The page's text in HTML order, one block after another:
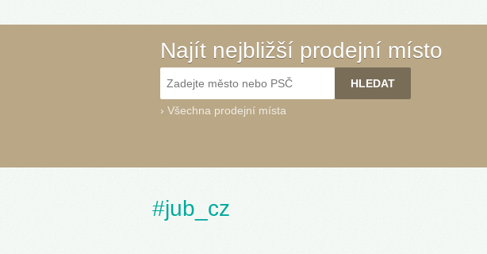
Najít nejbližší prodejní místo
› Všechna prodejní místa
#jub_cz